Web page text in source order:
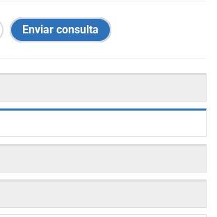
Enviar consulta